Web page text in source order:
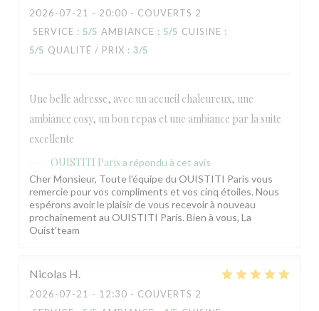
2026-07-21 - 20:00 - COUVERTS 2
SERVICE : 5/5 AMBIANCE : 5/5 CUISINE :
5/5 QUALITÉ / PRIX : 3/5
Une belle adresse, avec un accueil chaleureux, une
ambiance cosy, un bon repas et une ambiance par la suite
excellente
OUISTITI Paris a répondu à cet avis
Cher Monsieur, Toute l'équipe du OUISTITI Paris vous
remercie pour vos compliments et vos cinq étoiles. Nous
espérons avoir le plaisir de vous recevoir à nouveau
prochainement au OUISTITI Paris. Bien à vous, La
Ouist'team
Nicolas H
2026-07-21 - 12:30 - COUVERTS 2